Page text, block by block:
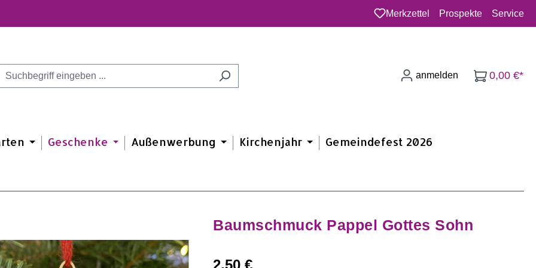
Du hast 0 Produkte auf dem
Merkzettel Prospekte Service
anmelden 0,00 €*
Geschenke Außenwerbung Kirchenjahr Gemeindefest 2026
Baumschmuck Pappel Gottes Sohn
Regulärer Preis:
2,50 €